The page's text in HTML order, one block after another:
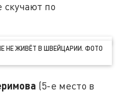
скучают по
НЕ ЖИВЁТ В ШВЕЙЦАРИИ. ФОТО
(5-е место в